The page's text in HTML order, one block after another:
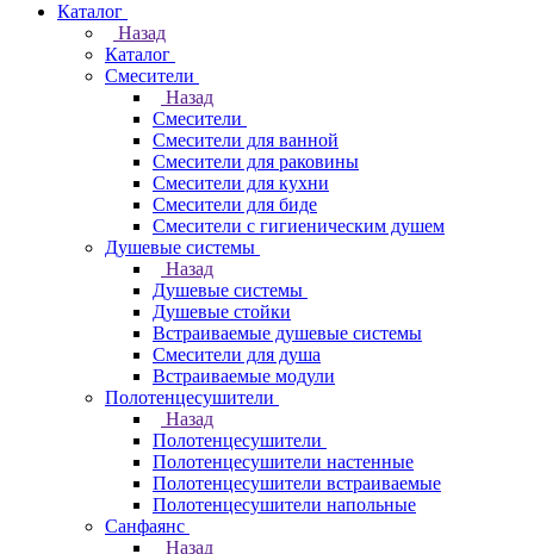
Каталог
Назад
Каталог
Смесители
Назад
Смесители
Смесители для ванной
Смесители для раковины
Смесители для кухни
Смесители для биде
Смесители с гигиеническим душем
Душевые системы
Назад
Душевые системы
Душевые стойки
Встраиваемые душевые системы
Смесители для душа
Встраиваемые модули
Полотенцесушители
Назад
Полотенцесушители
Полотенцесушители настенные
Полотенцесушители встраиваемые
Полотенцесушители напольные
Санфаянс
Назад